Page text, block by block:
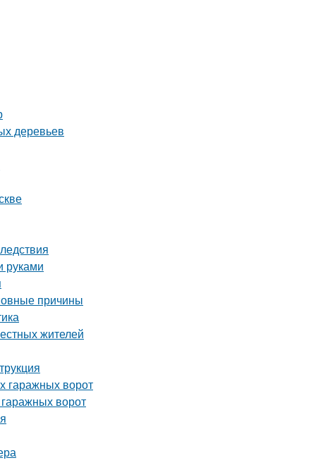
деревьев
руками
причины
жителей
гаражных ворот
ворот